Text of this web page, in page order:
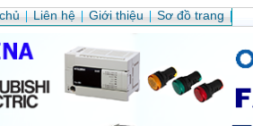
Liên hệ Giới thiệu Sơ đồ trang